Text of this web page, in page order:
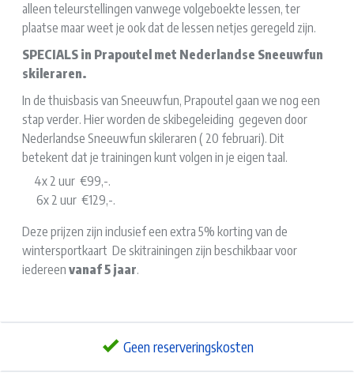
alleen teleurstellingen vanwege volgeboekte lessen, ter
plaatse maar weet je ook dat de lessen netjes geregeld zijn.
SPECIALS in Prapoutel met Nederlandse Sneeuwfun
skileraren.
In de thuisbasis van Sneeuwfun, Prapoutel gaan we nog een
stap verder. Hier worden de skibegeleiding gegeven door
Nederlandse Sneeuwfun skileraren ( 20 februari). Dit
betekent dat je trainingen kunt volgen in je eigen taal.
4x 2 uur €99,-.
6x 2 uur €129,-.
Deze prijzen zijn inclusief een extra 5% korting van de
wintersportkaart De skitrainingen zijn beschikbaar voor
iedereen vanaf 5 jaar.
Geen reserveringskosten